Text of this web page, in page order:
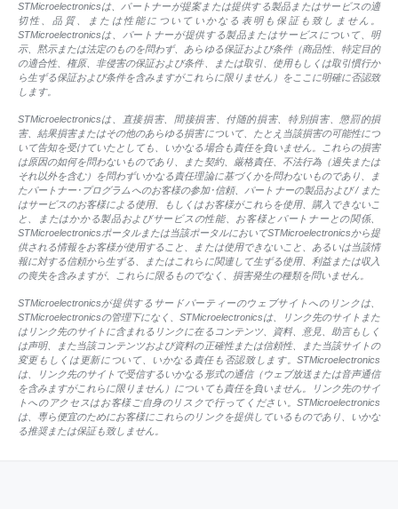
STMicroelectronicsは、パートナーが提案または提供する製品またはサービスの適
切性、品質、または性能についていかなる表明も保証も致しません。
STMicroelectronicsは、パートナーが提供する製品またはサービスについて、明
示、黙示または法定のものを問わず、あらゆる保証および条件（商品性、特定目的
の適合性、権原、非侵害の保証および条件、または取引、使用もしくは取引慣行か
ら生ずる保証および条件を含みますがこれらに限りません）をここに明確に否認致
します。
STMicroelectronicsは、直接損害、間接損害、付随的損害、特別損害、懲罰的損
害、結果損害またはその他のあらゆる損害について、たとえ当該損害の可能性につ
いて告知を受けていたとしても、いかなる場合も責任を負いません。これらの損害
は原因の如何を問わないものであり、また契約、厳格責任、不法行為（過失または
それ以外を含む）を問わずいかなる責任理論に基づくかを問わないものであり、ま
たパートナー･プログラムへのお客様の参加･信頼、パートナーの製品および / また
はサービスのお客様による使用、もしくはお客様がこれらを使用、購入できないこ
と、またはかかる製品およびサービスの性能、お客様とパートナーとの関係、
STMicroelectronicsポータルまたは当該ポータルにおいてSTMicroelectronicsから提
供される情報をお客様が使用すること、または使用できないこと、あるいは当該情
報に対する信頼から生ずる、またはこれらに関連して生ずる使用、利益または収入
の喪失を含みますが、これらに限るものでなく、損害発生の種類を問いません。
STMicroelectronicsが提供するサードパーティーのウェブサイトへのリンクは、
STMicroelectronicsの管理下になく、STMicroelectronicsは、リンク先のサイトまた
はリンク先のサイトに含まれるリンクに在るコンテンツ、資料、意見、助言もしく
は声明、また当該コンテンツおよび資料の正確性または信頼性、また当該サイトの
変更もしくは更新について、いかなる責任も否認致します。STMicroelectronics
は、リンク先のサイトで受信するいかなる形式の通信（ウェブ放送または音声通信
を含みますがこれらに限りません）についても責任を負いません。リンク先のサイ
トへのアクセスはお客様ご自身のリスクで行ってください。STMicroelectronics
は、専ら便宜のためにお客様にこれらのリンクを提供しているものであり、いかな
る推奨または保証も致しません。